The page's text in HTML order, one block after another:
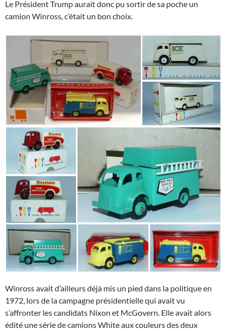
Le Président Trump aurait donc pu sortir de sa poche un
camion Winross, c’était un bon choix.
Winross avait d’ailleurs déjà mis un pied dans la politique en
1972, lors de la campagne présidentielle qui avait vu
s’affronter les candidats Nixon et McGovern. Elle avait alors
édité une série de camions White aux couleurs des deux